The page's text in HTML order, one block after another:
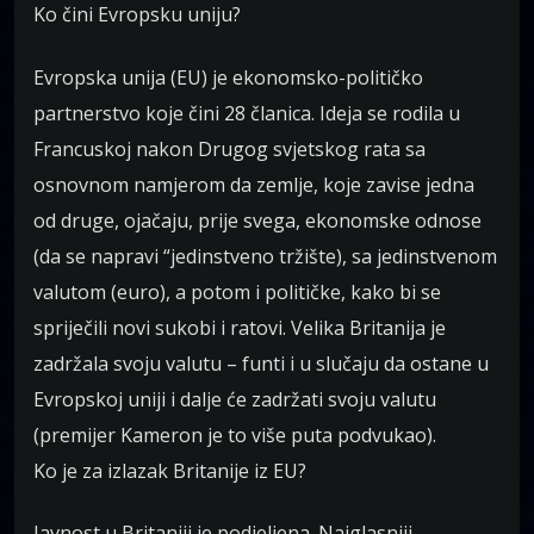
Ko čini Evropsku uniju?
Evropska unija (EU) je ekonomsko-političko
partnerstvo koje čini 28 članica. Ideja se rodila u
Francuskoj nakon Drugog svjetskog rata sa
osnovnom namjerom da zemlje, koje zavise jedna
od druge, ojačaju, prije svega, ekonomske odnose
(da se napravi “jedinstveno tržište), sa jedinstvenom
valutom (euro), a potom i političke, kako bi se
spriječili novi sukobi i ratovi. Velika Britanija je
zadržala svoju valutu – funti i u slučaju da ostane u
Evropskoj uniji i dalje će zadržati svoju valutu
(premijer Kameron je to više puta podvukao).
Ko je za izlazak Britanije iz EU?